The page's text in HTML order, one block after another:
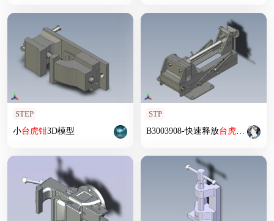
STEP
小台虎钳3D模型
STP
B3003908-快速释放台虎钳 类型1